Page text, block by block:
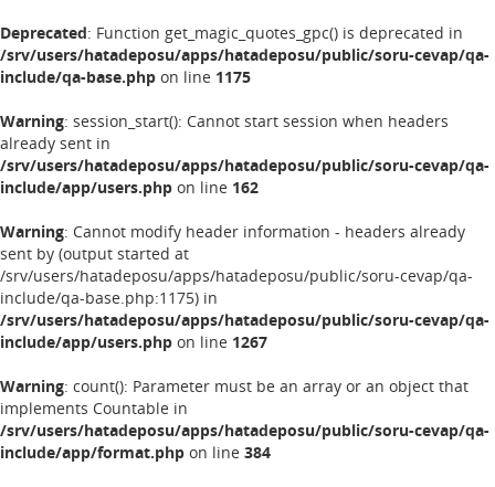
Deprecated: Function get_magic_quotes_gpc() is deprecated in
/srv/users/hatadeposu/apps/hatadeposu/public/soru-cevap/qa-
include/qa-base.php on line 1175
Warning: session_start(): Cannot start session when headers
already sent in
/srv/users/hatadeposu/apps/hatadeposu/public/soru-cevap/qa-
include/app/users.php on line 162
Warning: Cannot modify header information - headers already
sent by (output started at
/srv/users/hatadeposu/apps/hatadeposu/public/soru-cevap/qa-
include/qa-base.php:1175) in
/srv/users/hatadeposu/apps/hatadeposu/public/soru-cevap/qa-
include/app/users.php on line 1267
Warning: count(): Parameter must be an array or an object that
implements Countable in
/srv/users/hatadeposu/apps/hatadeposu/public/soru-cevap/qa-
include/app/format.php on line 384